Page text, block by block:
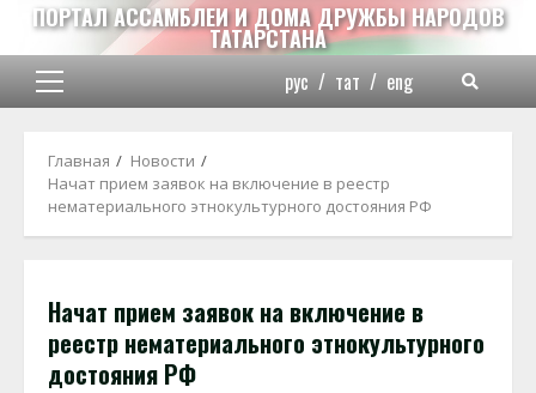
Перейти
содержимому
ПОРТАЛ АССАМБЛЕИ И ДОМА ДРУЖБЫ НАРОДОВ
ТАТАРСТАНА
Основное
рус / тат / eng
Главная
Новости
Начат прием заявок на включение в реестр
нематериального этнокультурного достояния РФ
Начат прием заявок на включение в
реестр нематериального этнокультурного
достояния РФ